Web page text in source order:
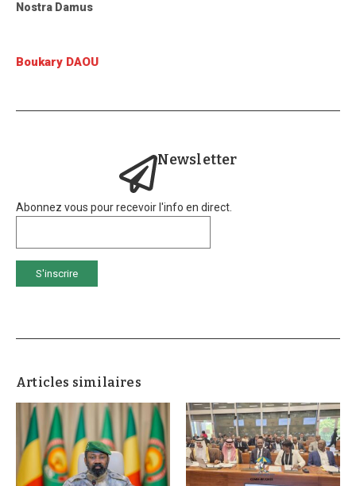
Nostra Damus
Boukary DAOU
Newsletter
Abonnez vous pour recevoir l'info en direct.
Articles similaires